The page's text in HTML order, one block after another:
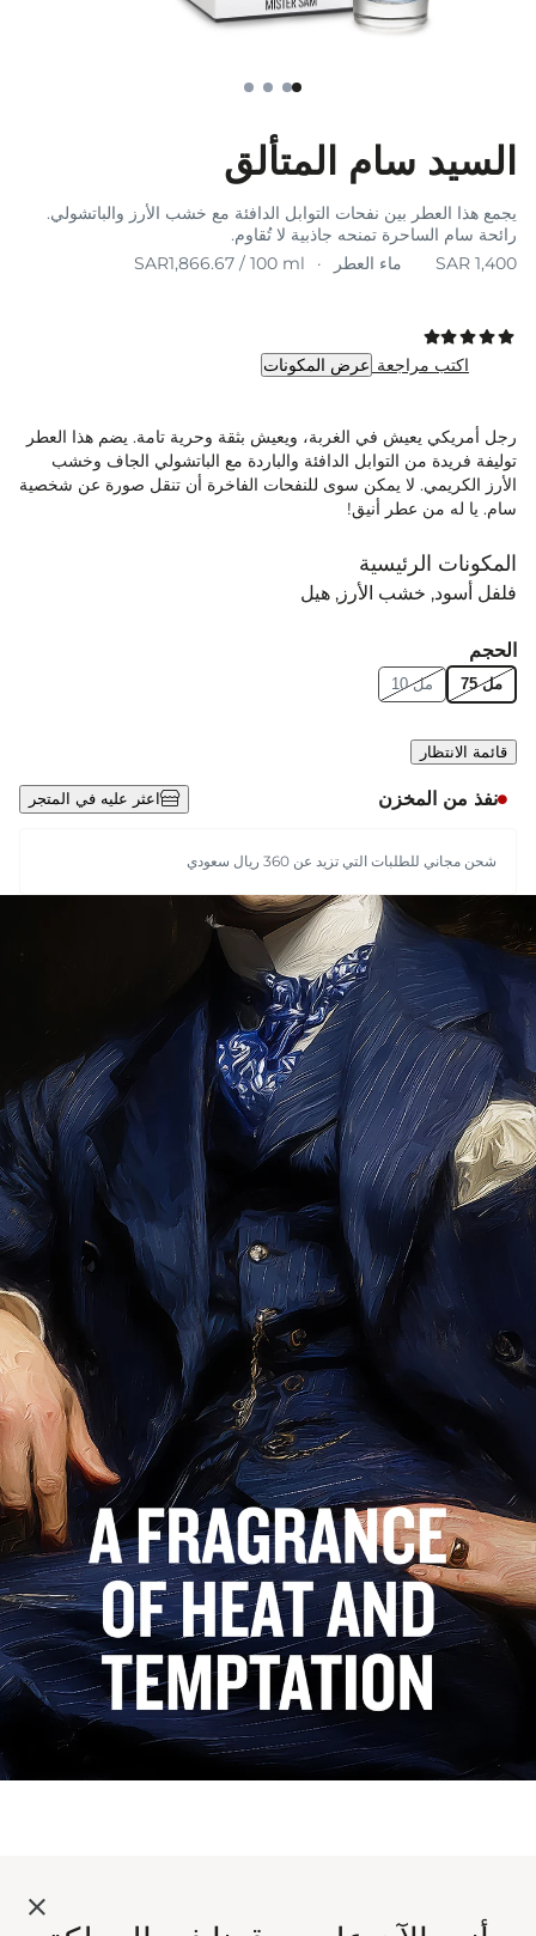
السيد سام المتألق
يجمع هذا العطر بين نفحات التوابل الدافئة مع خشب الأرز والباتشولي.
رائحة سام الساحرة تمنحه جاذبية لا تُقاوم.
ماء العطر
اكتب مراجعة عرض المكونات
رجل أمريكي يعيش في الغربة، ويعيش بثقة وحرية تامة. يضم هذا العطر
توليفة فريدة من التوابل الدافئة والباردة مع الباتشولي الجاف وخشب
الأرز الكريمي. لا يمكن سوى للنفحات الفاخرة أن تنقل صورة عن شخصية
سام. يا له من عطر أنيق!
المكونات الرئيسية
فلفل أسود خشب الأرز هيل
الحجم
مل 75 مل 10
قائمة الانتظار
نفذ من المخزن اعثر عليه في المتجر
شحن مجاني للطلبات التي تزيد عن 360 ريال سعودي